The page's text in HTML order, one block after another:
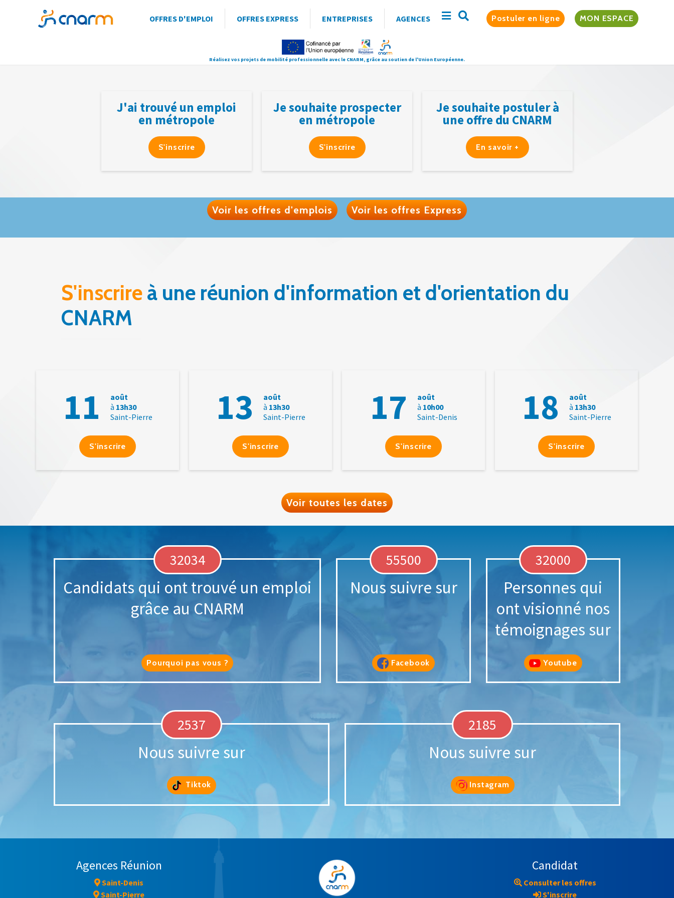
OFFRES D'EMPLOI OFFRES EXPRESS ENTREPRISES AGENCES Postuler en ligne MON ESPACE
Réalisez vos projets de mobilité professionnelle avec le CNARM, grâce au soutien de l'Union Européenne.
J'ai trouvé un emploi
en métropole
S'inscrire
Je souhaite prospecter
en métropole
S'inscrire
Je souhaite postuler à
une offre du CNARM
En savoir +
Voir les offres d'emplois Voir les offres Express
S'inscrireà une réunion d'information et d'orientation du
CNARM
11
août
à 13h30
Saint-Pierre
S'inscrire
13
août
à 13h30
Saint-Pierre
S'inscrire
17
août
à 10h00
Saint-Denis
S'inscrire
18
août
à 13h30
Saint-Pierre
S'inscrire
Voir toutes les dates
32034
Candidats qui ont trouvé un emploi
grâce au CNARM
Pourquoi pas vous ?
55500
Nous suivre sur
Facebook
32000
Personnes qui
ont visionné nos
témoignages sur
Youtube
2537
Nous suivre sur
Tiktok
2185
Nous suivre sur
Instagram
Agences Réunion
Saint-Denis
Saint-Pierre
Candidat
Consulter les offres
S'inscrire